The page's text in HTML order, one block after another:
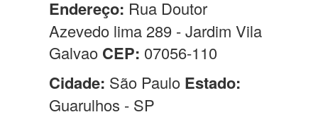
Endereço: Rua Doutor
Azevedo lima 289 - Jardim Vila
Galvao CEP: 07056-110
Cidade: São Paulo Estado:
Guarulhos - SP